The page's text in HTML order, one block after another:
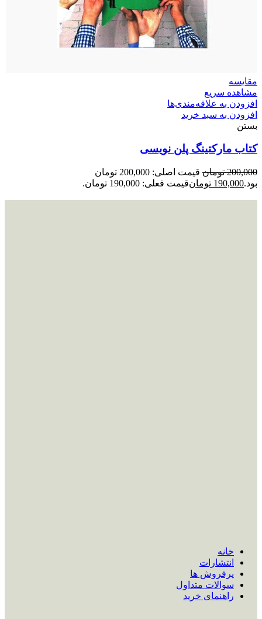
مقایسه
مشاهده سریع
افزودن به علاقه‌مندی‌ها
افزودن به سبد خرید
بستن
کتاب مارکتینگ پلن نویسی
200,000 تومان
قیمت اصلی: 200,000 تومان
بود.190,000 تومانقیمت فعلی: 190,000 تومان.
خانه
انتشارات
پرفروش ها
سوالات متداول
راهنمای خرید